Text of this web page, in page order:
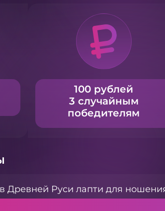
100 рублей
3 случайным
победителям
Древней Руси лапти для